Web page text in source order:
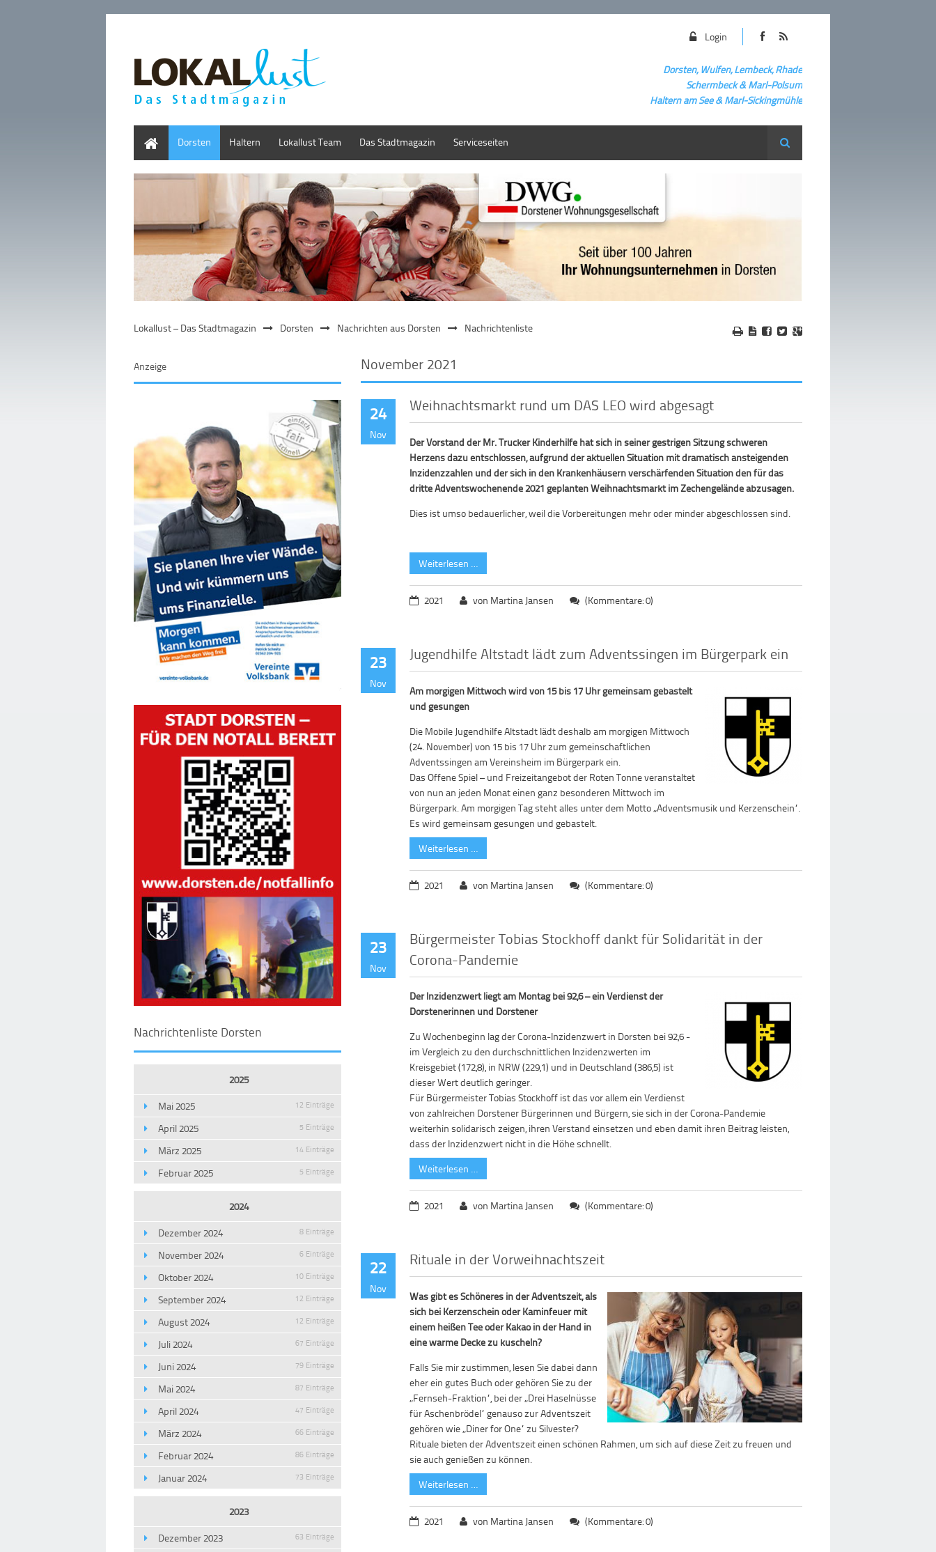
Login
Dorsten, Wulfen, Lembeck, Rhade
Schermbeck& Marl-Polsum
Haltern am See & Marl-Sickingmühle
Dorsten Haltern Lokallust Team Das Stadtmagazin Serviceseiten Suche
Lokallust – Das Stadtmagazin Dorsten Nachrichten aus Dorsten Nachrichtenliste
November 2021
24
Nov
Weihnachtsmarkt rund um DAS LEO wird abgesagt
Der Vorstand der Mr. Trucker Kinderhilfe hat sich in seiner gestrigen Sitzung schweren
Herzens dazu entschlossen, aufgrund der aktuellen Situation mit dramatisch ansteigenden
Inzidenzzahlen und der sich in den Krankenhäusern verschärfenden Situation den für das
dritte Adventswochenende 2021 geplanten Weihnachtsmarkt im Zechengelände abzusagen.
Dies ist umso bedauerlicher, weil die Vorbereitungen mehr oder minder abgeschlossen sind.
Weiterlesen …
2021 von Martina Jansen (Kommentare: 0)
23
Nov
Jugendhilfe Altstadt lädt zum Adventssingen im Bürgerpark ein
Am morgigen Mittwoch wird von 15 bis 17 Uhr gemeinsam gebastelt
und gesungen
Die Mobile Jugendhilfe Altstadt lädt deshalb am morgigen Mittwoch
(24. November) von 15 bis 17 Uhr zum gemeinschaftlichen
Adventssingen am Vereinsheim im Bürgerpark ein.
Das Offene Spiel – und Freizeitangebot der Roten Tonne veranstaltet
von nun an jeden Monat einen ganz besonderen Mittwoch im
Bürgerpark. Am morgigen Tag steht alles unter dem Motto „Adventsmusik und Kerzenschein“.
Es wird gemeinsam gesungen und gebastelt.
Weiterlesen …
2021 von Martina Jansen (Kommentare: 0)
23
Nov
Bürgermeister Tobias Stockhoff dankt für Solidarität in der
Corona-Pandemie
Der Inzidenzwert liegt am Montag bei 92,6 – ein Verdienst der
Dorstenerinnen und Dorstener
Zu Wochenbeginn lag der Corona-Inzidenzwert in Dorsten bei 92,6 -
im Vergleich zu den durchschnittlichen Inzidenzwerten im
Kreisgebiet (172,8), in NRW (229,1) und in Deutschland (386,5) ist
dieser Wert deutlich geringer.
Für Bürgermeister Tobias Stockhoff ist das vor allem ein Verdienst
von zahlreichen Dorstener Bürgerinnen und Bürgern, sie sich in der Corona-Pandemie
weiterhin solidarisch zeigen, ihren Verstand einsetzen und eben damit ihren Beitrag leisten,
dass der Inzidenzwert nicht in die Höhe schnellt.
Weiterlesen …
2021 von Martina Jansen (Kommentare: 0)
22
Nov
Rituale in der Vorweihnachtszeit
Was gibt es Schöneres in der Adventszeit, als
sich bei Kerzenschein oder Kaminfeuer mit
einem heißen Tee oder Kakao in der Hand in
eine warme Decke zu kuscheln?
Falls Sie mir zustimmen, lesen Sie dabei dann
eher ein gutes Buch oder gehören Sie zu der
„Fernseh-Fraktion“, bei der „Drei Haselnüsse
für Aschenbrödel“ genauso zur Adventszeit
gehören wie „Diner for One“ zu Silvester?
Rituale bieten der Adventszeit einen schönen Rahmen, um sich auf diese Zeit zu freuen und
sie auch genießen zu können.
Weiterlesen …
2021 von Martina Jansen (Kommentare: 0)
Anzeige
Nachrichtenliste Dorsten
2025
Mai 2025
12 Einträge
April 2025 5 Einträge
März 2025 14 Einträge
Februar 2025 5 Einträge
2024
Dezember 2024
8 Einträge
November 2024 6 Einträge
Oktober 2024 10 Einträge
September 2024 12 Einträge
August 2024 12 Einträge
Juli 2024 67 Einträge
Juni 2024 79 Einträge
Mai 2024 87 Einträge
April 2024 47 Einträge
März 2024 66 Einträge
Februar 2024 86 Einträge
Januar 2024 73 Einträge
2023
Dezember 2023
63 Einträge